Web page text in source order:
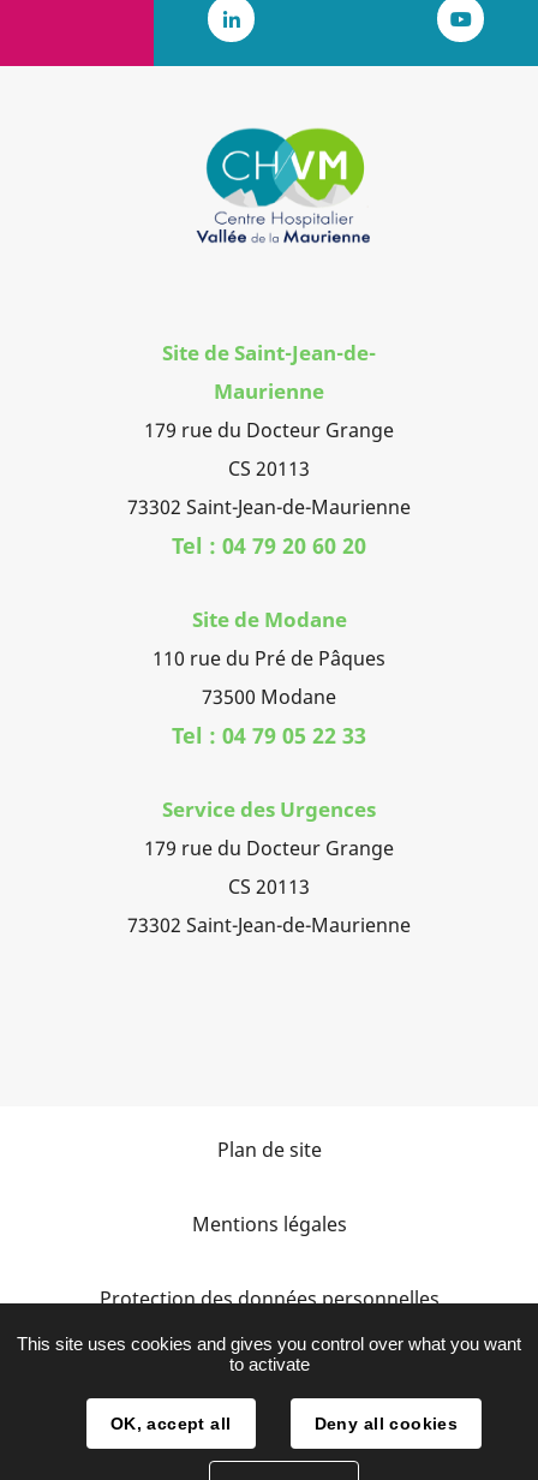
LinkedIn
Site de Saint-Jean-de-
Maurienne
179 rue du Docteur Grange
CS 20113
73302 Saint-Jean-de-Maurienne
Tel : 04 79 20 60 20
Site de Modane
110 rue du Pré de Pâques
73500 Modane
Tel : 04 79 05 22 33
Service des Urgences
179 rue du Docteur Grange
CS 20113
73302 Saint-Jean-de-Maurienne
Plan de site
Mentions légales
Protection des données personnelles
Accessibilité
This site uses cookies and gives you control over what you want
to activate
OK, accept all Deny all cookies